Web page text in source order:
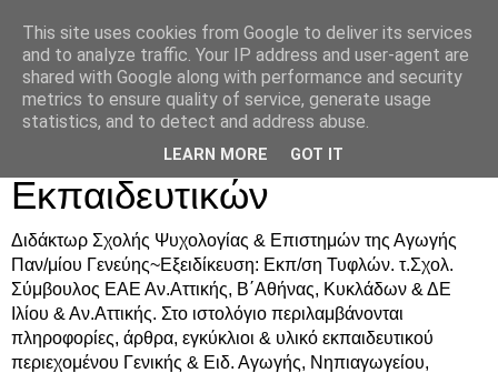
Δρ. Ράνια Χιουρέα-
Συμβουλευτική &
Υποστήριξη Γονέων &
Εκπαιδευτικών
Διδάκτωρ Σχολής Ψυχολογίας & Επιστημών της Αγωγής
Παν/μίου Γενεύης~Εξειδίκευση: Εκπ/ση Τυφλών. τ.Σχολ.
Σύμβουλος ΕΑΕ Αν.Αττικής, Β΄Αθήνας, Κυκλάδων & ΔΕ
Ιλίου & Αν.Αττικής. Στο ιστολόγιο περιλαμβάνονται
πληροφορίες, άρθρα, εγκύκλιοι & υλικό εκπαιδευτικού
περιεχομένου Γενικής & Ειδ. Αγωγής, Νηπιαγωγείου,
This site uses cookies from Google to deliver its services
and to analyze traffic. Your IP address and user-agent are
shared with Google along with performance and security
metrics to ensure quality of service, generate usage
statistics, and to detect and address abuse.
LEARN MORE GOT IT